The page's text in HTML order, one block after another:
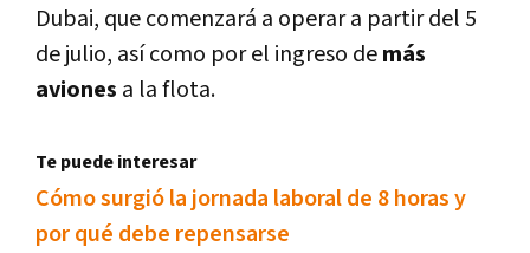
Dubai, que comenzará a operar a partir del 5
de julio, así­ como por el ingreso demás
aviones a la flota.
Te puede interesar
Cómo surgió la jornada laboral de 8 horas y
por qué debe repensarse